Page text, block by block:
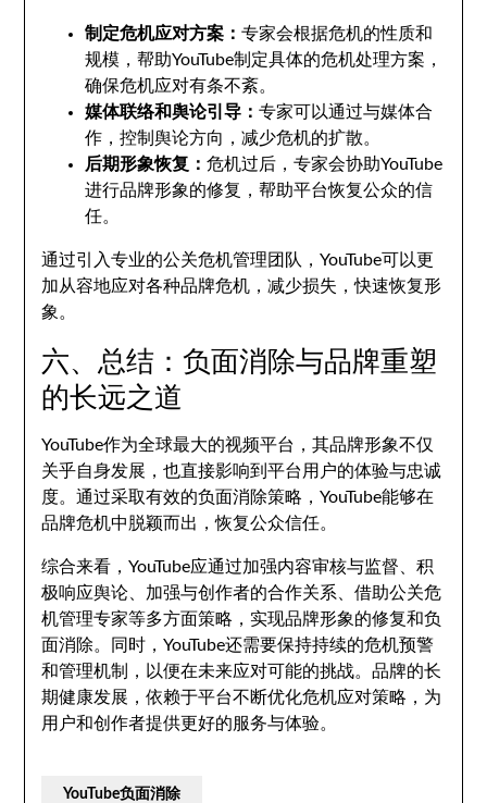
制定危机应对方案：专家会根据危机的性质和
规模，帮助YouTube制定具体的危机处理方案，
确保危机应对有条不紊。
媒体联络和舆论引导：专家可以通过与媒体合
作，控制舆论方向，减少危机的扩散。
后期形象恢复：危机过后，专家会协助YouTube
进行品牌形象的修复，帮助平台恢复公众的信
任。
通过引入专业的公关危机管理团队，YouTube可以更
加从容地应对各种品牌危机，减少损失，快速恢复形
象。
六、总结：负面消除与品牌重塑
的长远之道
YouTube作为全球最大的视频平台，其品牌形象不仅
关乎自身发展，也直接影响到平台用户的体验与忠诚
度。通过采取有效的负面消除策略，YouTube能够在
品牌危机中脱颖而出，恢复公众信任。
综合来看，YouTube应通过加强内容审核与监督、积
极响应舆论、加强与创作者的合作关系、借助公关危
机管理专家等多方面策略，实现品牌形象的修复和负
面消除。同时，YouTube还需要保持持续的危机预警
和管理机制，以便在未来应对可能的挑战。品牌的长
期健康发展，依赖于平台不断优化危机应对策略，为
用户和创作者提供更好的服务与体验。
YouTube负面消除